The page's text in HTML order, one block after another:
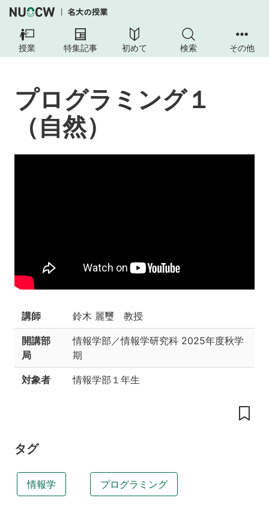
授業 特集記事 初めて 検索 その他
グ
然）
目
標
構
プログラミング１
（自然）
講師 鈴木 麗璽 教授
開講部
局
情報学部／情報学研究科 2025年度秋学
期
対象者 情報学部１年生
タグ
情報学 プログラミング